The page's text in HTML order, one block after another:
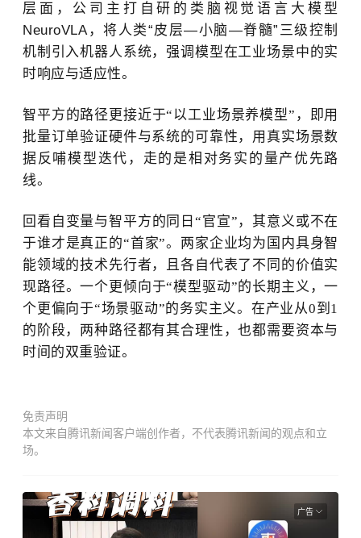
层面，公司主打自研的类脑视觉语言大模型
NeuroVLA，将人类“皮层—小脑—脊髓”三级控制
机制引入机器人系统，强调模型在工业场景中的实
时响应与适应性。
智平方的路径更接近于“以工业场景养模型” ，即用
批量订单验证硬件与系统的可靠性，用真实场景数
据反哺模型迭代，走的是相对务实的量产优先路
线。
回看自变量与智平方的同日“官宣”，其意义或不在
于谁才是真正的“首家”。两家企业均为国内具身智
能领域的技术先行者，且各自代表了不同的价值实
现路径。一个更倾向于“模型驱动”的长期主义，一
个更偏向于“场景驱动”的务实主义。在产业从0到1
的阶段，两种路径都有其合理性，也都需要资本与
时间的双重验证。
免责声明
本文来自腾讯新闻客户端创作者，不代表腾讯新闻的观点和立
场。
广告